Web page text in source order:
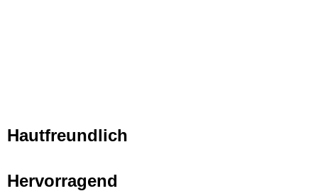
Hautfreundlich
Hervorragend